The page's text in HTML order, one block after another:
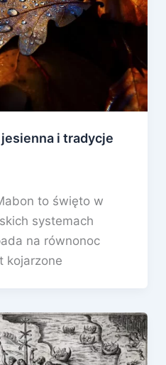
i tradycje
to święto w
systemach
na równonoc
kojarzone